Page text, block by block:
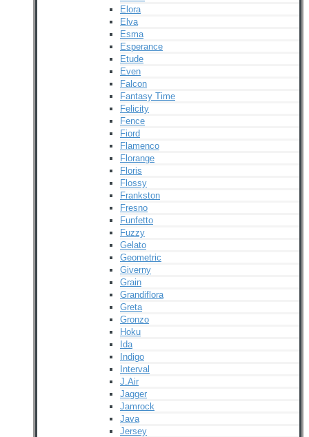
Elora
Elva
Esma
Esperance
Etude
Even
Falcon
Fantasy Time
Felicity
Fence
Fiord
Flamenco
Florange
Floris
Flossy
Frankston
Fresno
Funfetto
Fuzzy
Gelato
Geometric
Giverny
Grain
Grandiflora
Greta
Gronzo
Hoku
Ida
Indigo
Interval
J.Air
Jagger
Jamrock
Java
Jersey